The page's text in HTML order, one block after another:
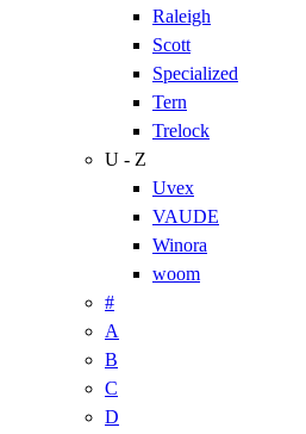
Raleigh
Scott
Specialized
Tern
Trelock
U - Z
Uvex
VAUDE
Winora
woom
#
A
B
C
D